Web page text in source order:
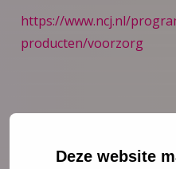
Deze website
https://www.ncj.nl/
producten/voorzorg